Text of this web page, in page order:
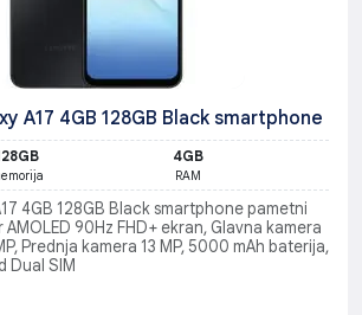
A17 4GB 128GB Black smartphone
4GB
RAM
4GB 128GB Black smartphone pametni
90Hz FHD+ ekran, Glavna kamera
Prednja kamera 13 MP, 5000 mAh baterija,
Dual SIM